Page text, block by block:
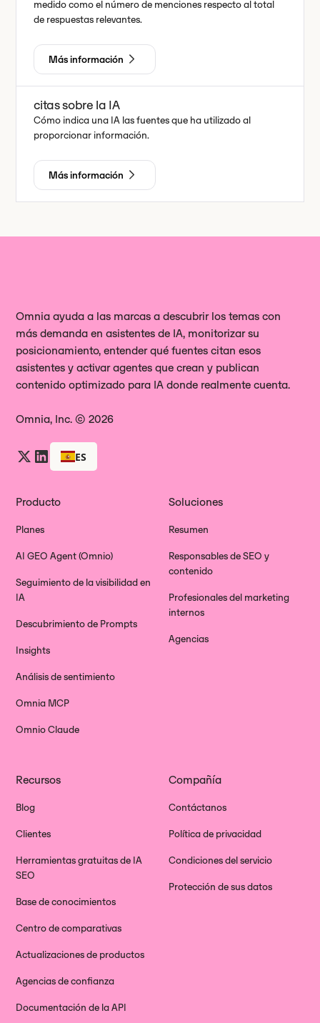
medido como el número de menciones respecto al total
de respuestas relevantes.
Más información
citas sobre la IA
Cómo indica una IA las fuentes que ha utilizado al
proporcionar información.
Más información
Omnia ayuda a las marcas a descubrir los temas con
más demanda en asistentes de IA, monitorizar su
posicionamiento, entender qué fuentes citan esos
asistentes y activar agentes que crean y publican
contenido optimizado para IA donde realmente cuenta.
Omnia, Inc. © 2026
ES
Producto
Planes
AI GEO Agent (Omnio)
Seguimiento de la visibilidad en
IA
Descubrimiento de Prompts
Insights
Análisis de sentimiento
Omnia MCP
Omnio Claude
Soluciones
Resumen
Responsables de SEO y
contenido
Profesionales del marketing
internos
Agencias
Recursos
Blog
Clientes
Herramientas gratuitas de IA
SEO
Base de conocimientos
Centro de comparativas
Actualizaciones de productos
Agencias de confianza
Documentación de la API
Compañía
Contáctanos
Política de privacidad
Condiciones del servicio
Protección de sus datos